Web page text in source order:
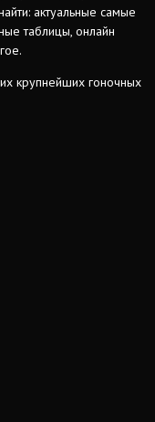
актуальные самые
таблицы, онлайн
крупнейших гоночных